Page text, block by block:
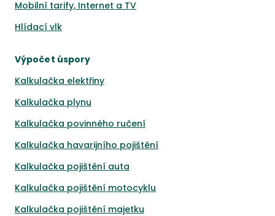
Mobilní tarify, Internet a TV
Hlídací vlk
Výpočet úspory
Kalkulačka elektřiny
Kalkulačka plynu
Kalkulačka povinného ručení
Kalkulačka havarijního pojištění
Kalkulačka pojištění auta
Kalkulačka pojištění motocyklu
Kalkulačka pojištění majetku